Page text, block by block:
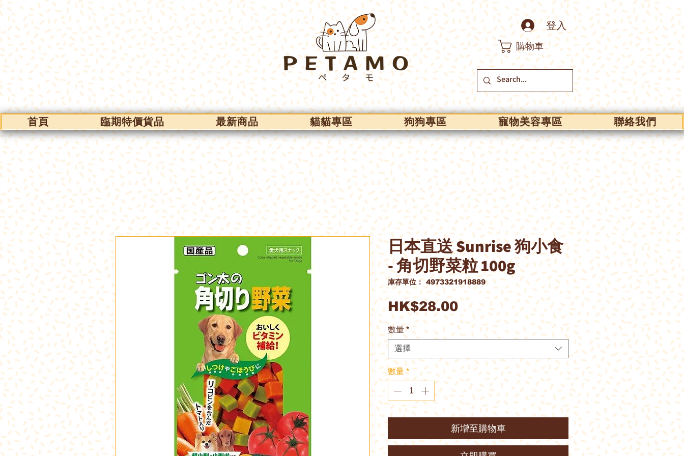
登入
購物車
首頁 臨期特價貨品 最新商品 貓貓專區 狗狗專區 寵物美容專區 聯絡我們
日本直送 Sunrise 狗小食
- 角切野菜粒 100g
庫存單位： 4973321918889
HK$28.00價
格
數量 *
選擇
數量 *
新增至購物車